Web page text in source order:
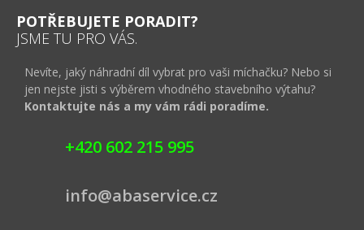
POTŘEBUJETE PORADIT?
JSME TU PRO VÁS.
Nevíte, jaký náhradní díl vybrat pro vaši míchačku? Nebo si
jen nejste jisti s výběrem vhodného stavebního výtahu?
Kontaktujte nás a my vám rádi poradíme.
+420 602 215 995
info@abaservice.cz